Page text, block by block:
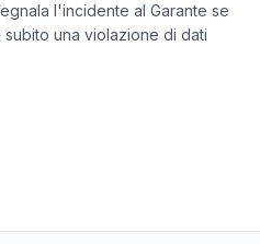
l'incidente al Garante se
una violazione di dati